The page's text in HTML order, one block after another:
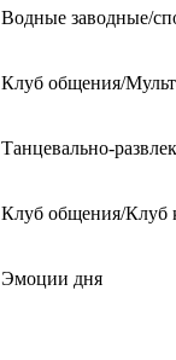
Водные заводные/
Клуб общения/
Танцевально-
Клуб общения/Клуб
Эмоции дня